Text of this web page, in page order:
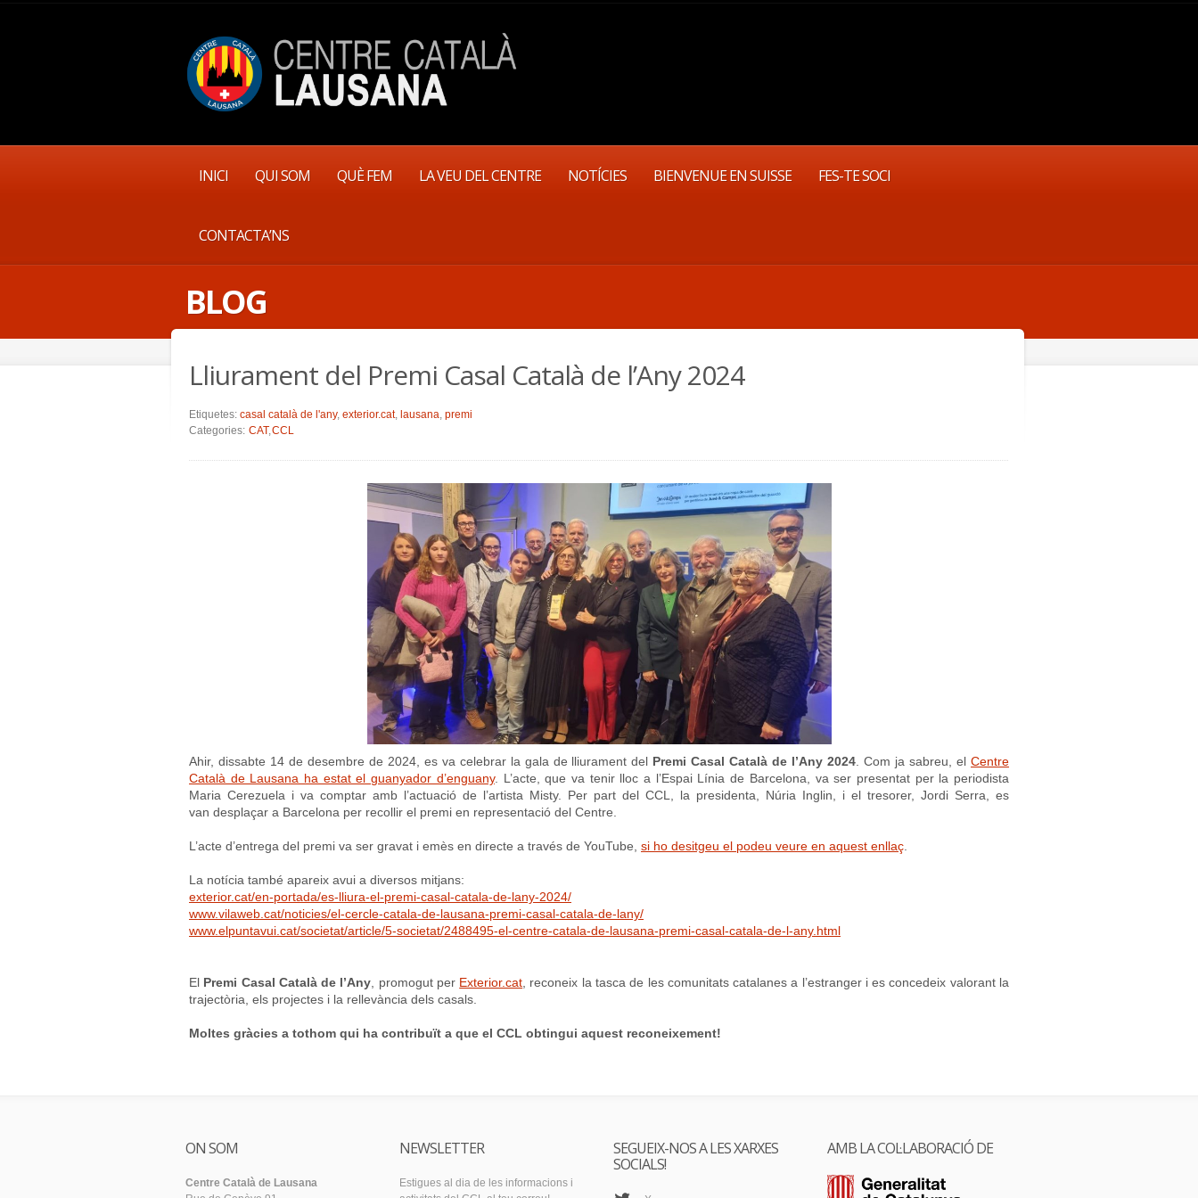
INICI QUI SOM QUÈ FEM LA VEU DEL CENTRE NOTÍCIES BIENVENUE EN SUISSE FES-TE SOCI
CONTACTA’NS
BLOG
Lliurament del Premi Casal Català de l’Any 2024
Etiquetes: casal català de l'any, exterior.cat, lausana, premi
Categories: CAT,CCL
Ahir, dissabte 14 de desembre de 2024, es va celebrar la gala de lliurament del Premi Casal Català de l’Any 2024 . Com ja sabreu, elCentre
Català de Lausana ha estat el guanyador d’enguany. L’acte, que va tenir lloc a l’Espai Línia de Barcelona, va ser presentat per la periodista
Maria Cerezuela i va comptar amb l’actuació de l’artista Misty. Per part del CCL, la presidenta, Núria Inglin, i el tresorer, Jordi Serra, es
van desplaçar a Barcelona per recollir el premi en representació del Centre.
L’acte d’entrega del premi va ser gravat i emès en directe a través de YouTube, si ho desitgeu el podeu veure en aquest enllaç
La notícia també apareix avui a diversos mitjans:
exterior.cat/en-portada/es-lliura-el-premi-casal-catala-de-lany-2024/
www.vilaweb.cat/noticies/el-cercle-catala-de-lausana-premi-casal-catala-de-lany/
www.elpuntavui.cat/societat/article/5-societat/2488495-el-centre-catala-de-lausana-premi-casal-catala-de-l-any.html
El Premi Casal Català de l’Any , promogut per Exterior.cat , reconeix la tasca de les comunitats catalanes a l’estranger i es concedeix valorant la
trajectòria, els projectes i la rellevància dels casals.
Moltes gràcies a tothom qui ha contribuït a que el CCL obtingui aquest reconeixement!
ON SOM
Centre Català de Lausana
NEWSLETTER
Estigues al dia de les informacions i
SEGUEIX-NOS A LES XARXES
SOCIALS!
AMB LA COL·LABORACIÓ DE